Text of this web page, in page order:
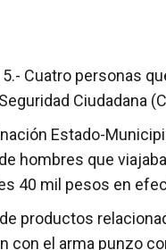
Cuatro personas
Ciudadana
Estado-
hombres que
40 mil pesos en
productos
con el arma punzo